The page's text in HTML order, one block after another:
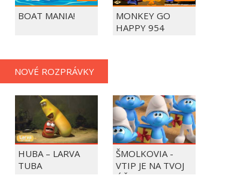
BOAT MANIA!
MONKEY GO
HAPPY 954
NOVÉ ROZPRÁVKY
HUBA – LARVA
TUBA
ŠMOLKOVIA -
VTIP JE NA TVOJ
ÚČET